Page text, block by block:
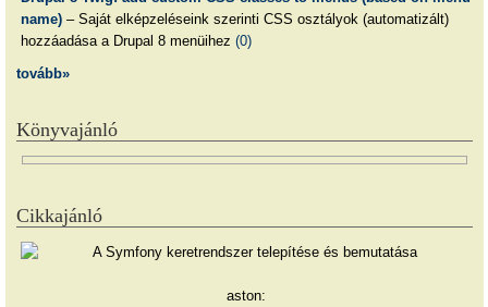
name)– Saját elképzeléseink szerinti CSS osztályok (automatizált)
hozzáadása a Drupal 8 menüihez (0)
tovább»
Könyvajánló
Cikkajánló
aston: